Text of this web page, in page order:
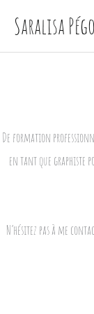
contenu
Saralisa
De formation
en tant que graphiste
N’hésitez pas à me